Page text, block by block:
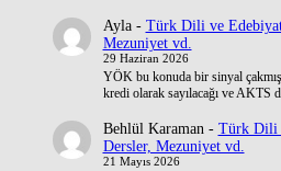
Ayla- Türk Dili ve
Mezuniyet vd.
29 Haziran 2026
YÖK bu konuda bir sinyal
kredi olarak sayılacağı ve
Behlül Karaman- Türk Dili
Dersler, Mezuniyet vd.
21 Mayıs 2026